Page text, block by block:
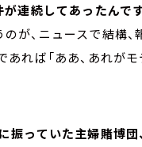
連続してあったんです
が、ニュースで結構
れば「ああ、あれが
振っていた主婦賭博